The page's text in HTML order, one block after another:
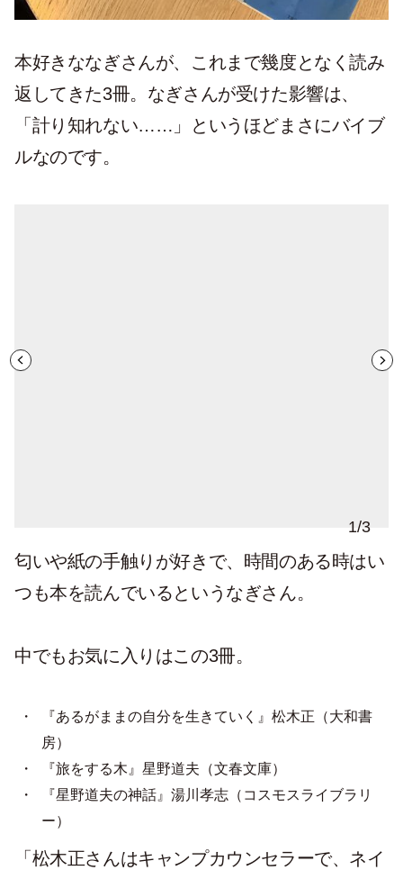
本好きななぎさんが、これまで幾度となく読み
返してきた3冊。なぎさんが受けた影響は、
「計り知れない……」というほどまさにバイブ
ルなのです。
1/3
匂いや紙の手触りが好きで、時間のある時はい
つも本を読んでいるというなぎさん。
中でもお気に入りはこの3冊。
『あるがままの自分を生きていく』松木正（大和書
房）
『旅をする木』星野道夫（文春文庫）
『星野道夫の神話』湯川孝志（コスモスライブラリ
ー）
「松木正さんはキャンプカウンセラーで、ネイ